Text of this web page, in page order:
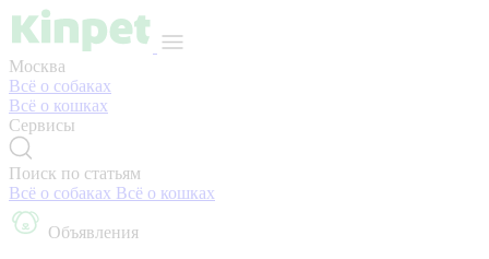
Москва
Всё о собаках
Всё о кошках
Сервисы
Поиск по статьям
Всё о собаках Всё о кошках
Объявления